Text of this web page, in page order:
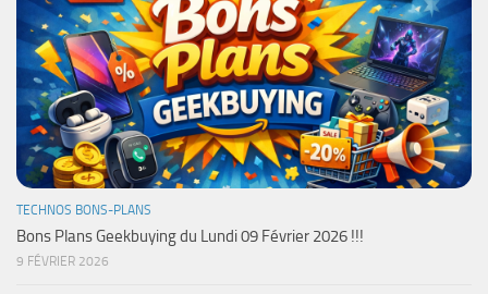
TECHNOS BONS-PLANS
Bons Plans Geekbuying du Lundi 09 Février 2026 !!!
9 FÉVRIER 2026